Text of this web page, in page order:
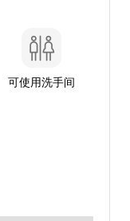
可使用洗手间